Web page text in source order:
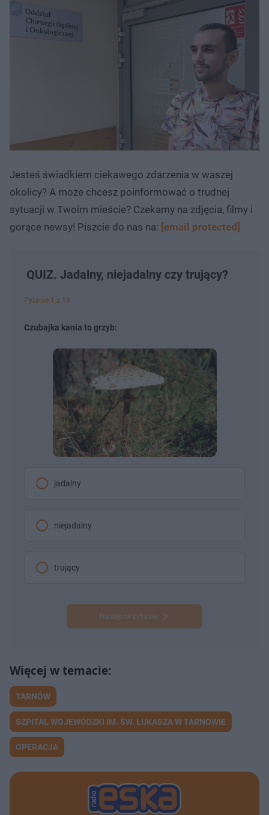
Jesteś świadkiem ciekawego zdarzenia w waszej
okolicy? A może chcesz poinformować o trudnej
sytuacji w Twoim mieście? Czekamy na zdjęcia, filmy i
gorące newsy! Piszcie do nas na: [email protected]
QUIZ. Jadalny, niejadalny czy trujący?
Pytanie 1 z 19
Czubajka kania to grzyb:
jadalny
niejadalny
trujący
Następne pytanie
TARNÓW
SZPITAL WOJEWÓDZKI IM. ŚW. ŁUKASZA W TARNOWIE
OPERACJA